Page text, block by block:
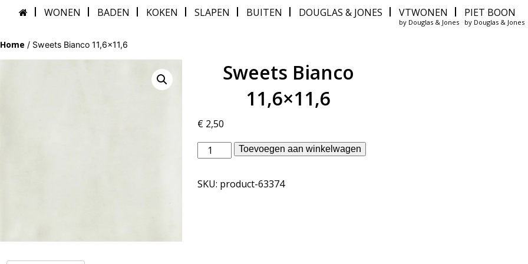
WONEN BADEN KOKEN SLAPEN BUITEN DOUGLAS & JONES VTWONEN
by Douglas & Jones
PIET BOON
by Douglas & Jones
Home / Sweets Bianco 11,6×11,6
Sweets Bianco
11,6×11,6
€2,50
vtwonen
binnentegels
Sweets
Toevoegen aan winkelwagen
SKU: product-63374